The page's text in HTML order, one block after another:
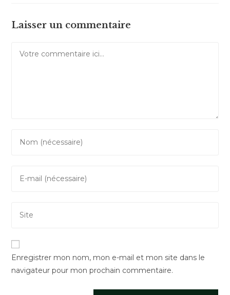
Laisser un commentaire
your
comment
your
address
l’URL
votre
site
(facultatif)
Enregistrer mon nom, mon e-mail et mon site dans le
navigateur pour mon prochain commentaire.